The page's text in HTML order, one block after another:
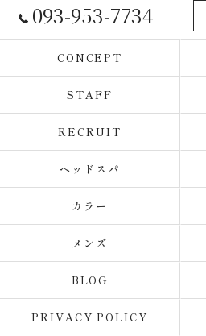
093-953-7734
CONCEPT
STAFF
RECRUIT
ヘッドスパ
カラー
メンズ
BLOG
PRIVACY POLICY